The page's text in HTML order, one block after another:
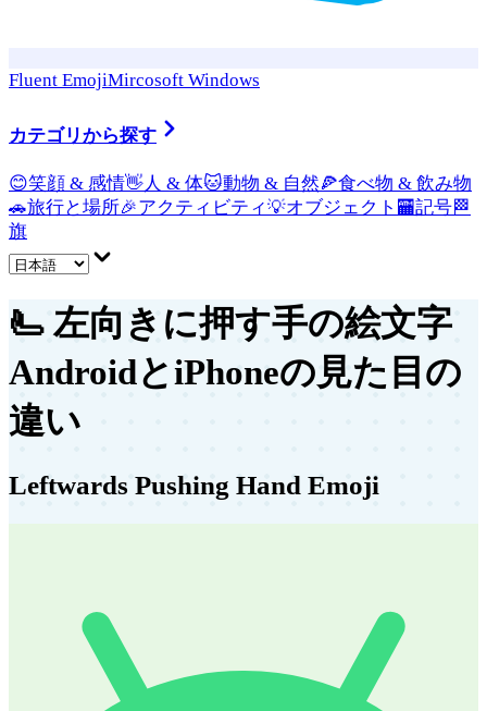
Fluent EmojiMircosoft Windows
カテゴリから探す
😊笑顔 & 感情👋 人 & 体🐱動物 & 自然🍕食べ物 & 飲み物
🚗旅行と場所🎉アクティビティ💡オブジェクト 🏧記号🏁
旗
🫷 左向きに押す手の絵文字
AndroidとiPhoneの見た目の
違い
Leftwards Pushing Hand Emoji